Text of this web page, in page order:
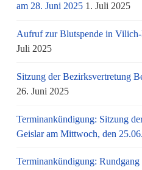
am 28. Juni 2025 1. Juli 2025
Aufruf zur Blutspende in
Juli 2025
Sitzung der Bezirksvertretung
26. Juni 2025
Terminankündigung: Sitzung
Geislar am Mittwoch, den
Terminankündigung: